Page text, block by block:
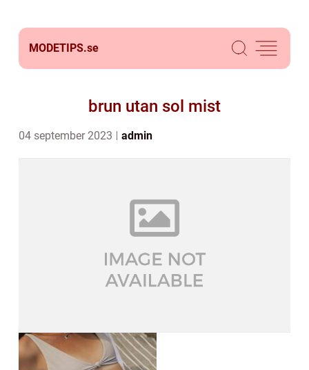
MODETIPS.se
brun utan sol mist
04 september 2023 admin